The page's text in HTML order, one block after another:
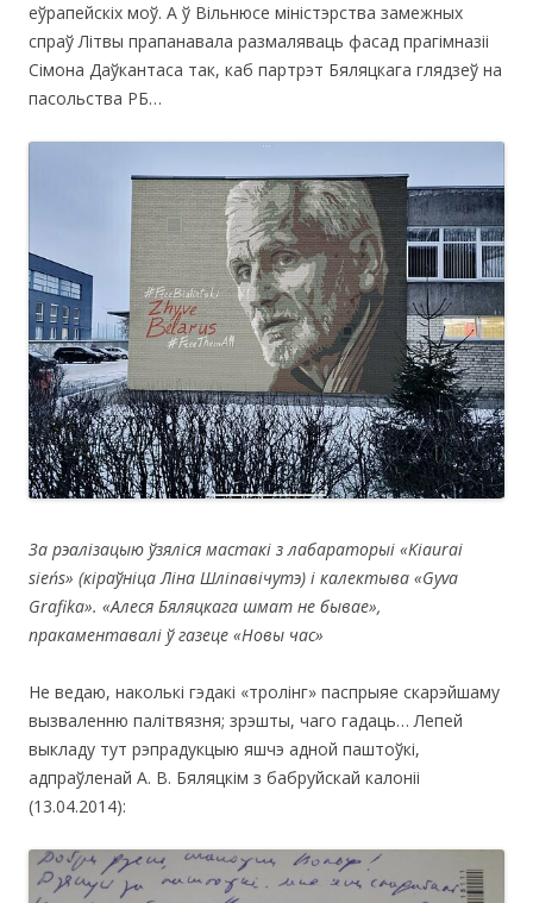
еўрапейскіх моў. А ў Вільнюсе міністэрства замежных
спраў Літвы прапанавала размаляваць фасад прагімназіі
Сімона Даўкантаса так, каб партрэт Бяляцкага глядзеў на
пасольства РБ…
За рэалізацыю ўзяліся мастакі з лабараторыі «Kiaurai
sieńs» (кіраўніца Ліна Шліпавічутэ) і калектыва «Gyva
Grafika». «Алеся Бяляцкага шмат не бывае»,
пракаментавалі ў газеце «Новы час»
Не ведаю, наколькі гэдакі «тролінг» паспрыяе скарэйшаму
вызваленню палітвязня; зрэшты, чаго гадаць… Лепей
выкладу тут рэпрадукцыю яшчэ адной паштоўкі,
адпраўленай А. В. Бяляцкім з бабруйскай калоніі
(13.04.2014):